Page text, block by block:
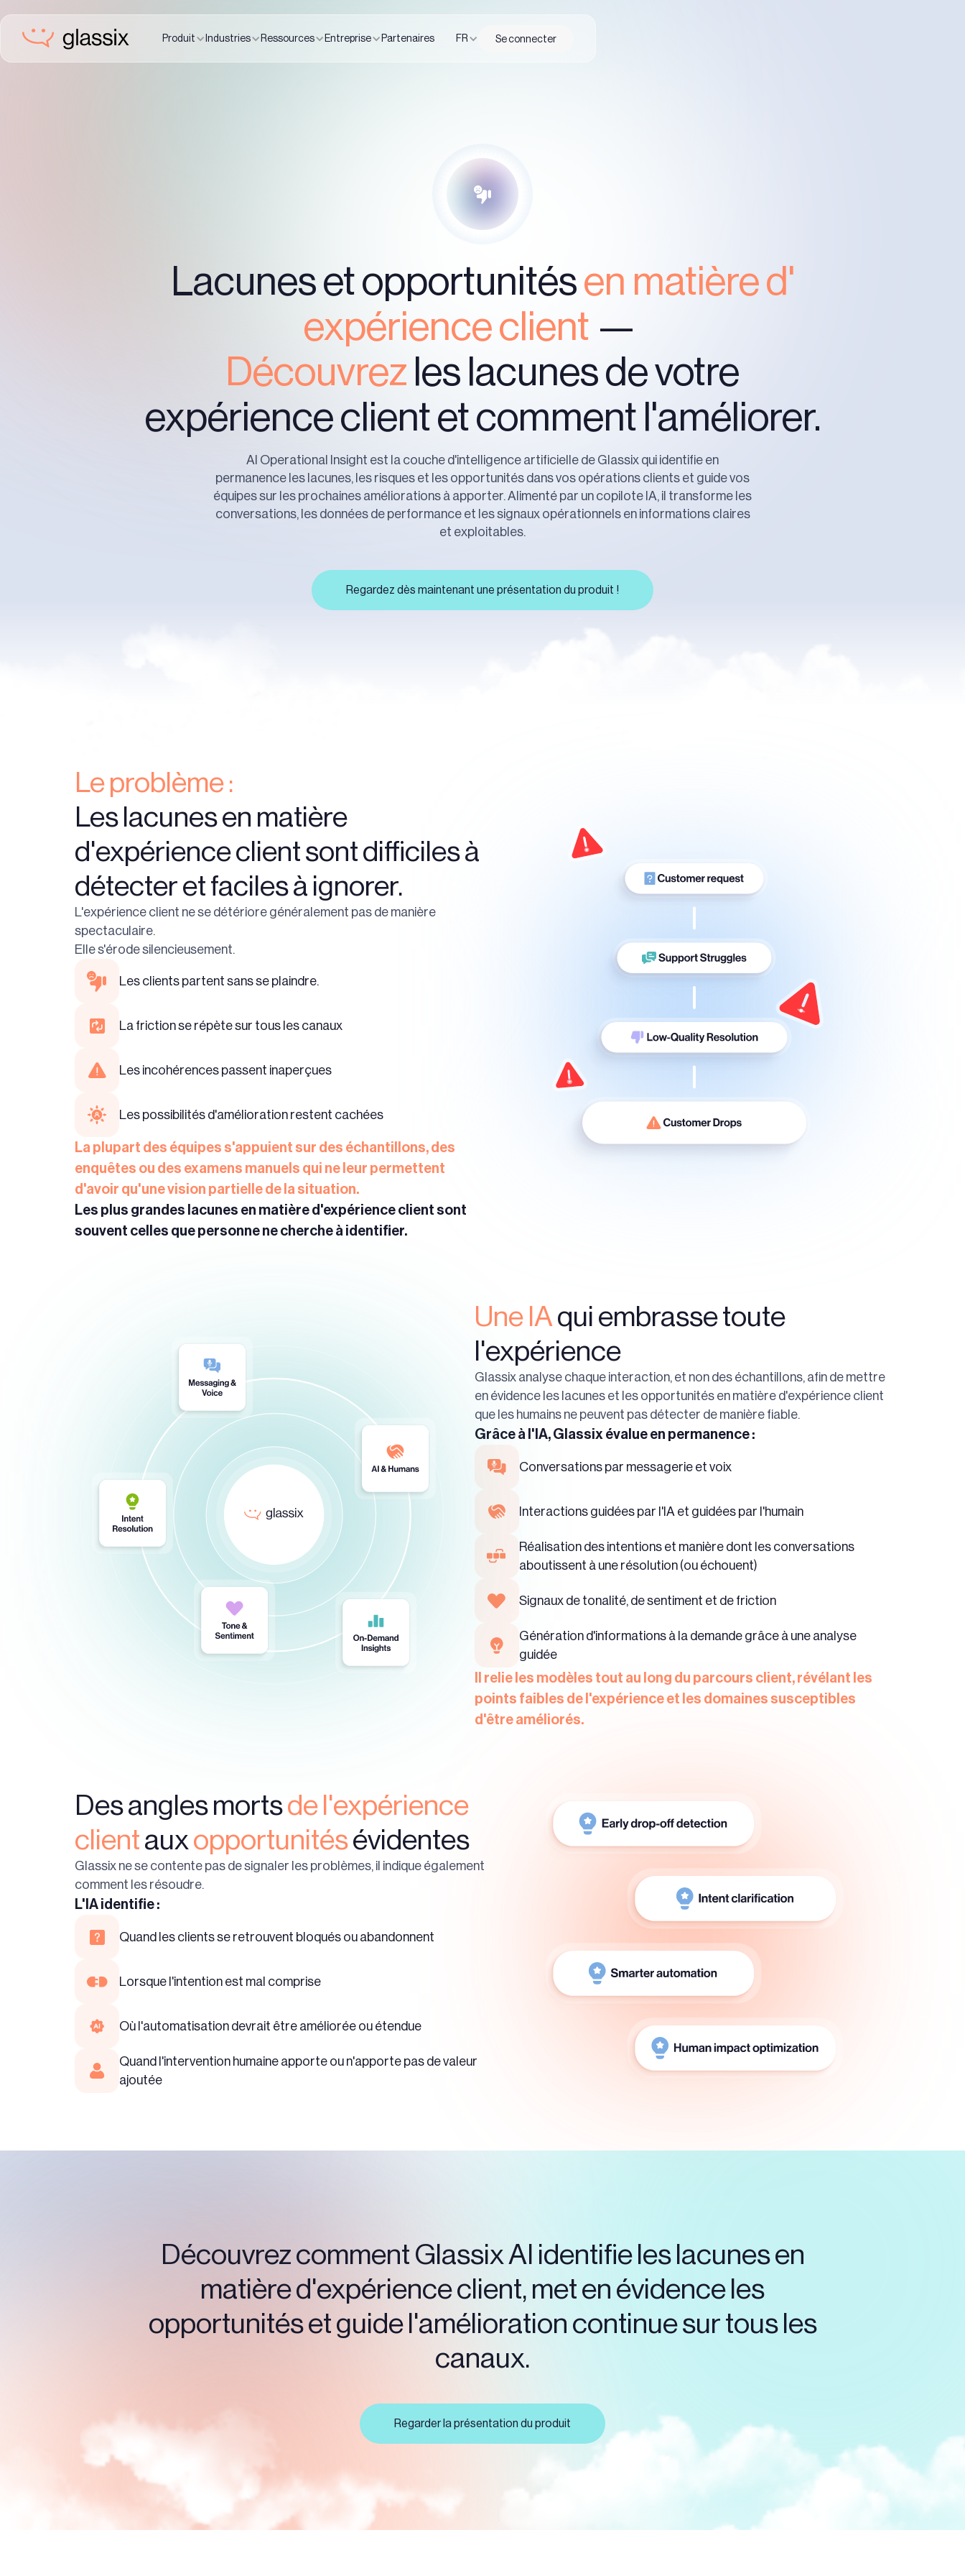
Produit Industries Ressources Entreprise Partenaires FR Se connecter
Lacunes et opportunitésen matière d'
expérienceclient —
Découvrez les lacunes de votre
expérience client et comment l'améliorer.
AI Operational Insight est la couche d'intelligence artificielle de Glassix qui identifie en
permanence les lacunes, les risques et les opportunités dans vos opérations clients et guide vos
équipes sur les prochaines améliorations à apporter. Alimenté par un copilote IA, il transforme les
conversations, les données de performance et les signaux opérationnels en informations claires
et exploitables.
Regardez dès maintenant une présentation du produit !
Le problème :
Les lacunes en matière
d'expérience client sont difficiles à
détecter et faciles à ignorer.
L'expérience client ne se détériore généralement pas de manière
spectaculaire.
Elle s'érode silencieusement.
Les clients partent sans se plaindre.
La friction se répète sur tous les canaux
Les incohérences passent inaperçues
Les possibilités d'amélioration restent cachées
La plupart des équipes s'appuient sur des échantillons, des
enquêtes ou des examens manuels qui ne leur permettent
d'avoir qu'une vision partielle de la situation.
Les plus grandes lacunes en matière d'expérience client sont
souvent celles que personne ne cherche à identifier.
Une IAqui embrasse toute
l'expérience
Glassix analyse chaque interaction, et non des échantillons, afin de mettre
en évidence les lacunes et les opportunités en matière d'expérience client
que les humains ne peuvent pas détecter de manière fiable.
Grâce à l'IA, Glassix évalue en permanence :
Conversations par messagerie et voix
Interactions guidées par l'IA et guidées par l'humain
Réalisation des intentions et manière dont les conversations
aboutissent à une résolution (ou échouent)
Signaux de tonalité, de sentiment et de friction
Génération d'informations à la demande grâce à une analyse
guidée
Il relie les modèles tout au long du parcours client, révélant les
points faibles de l'expérience et les domaines susceptibles
d'être améliorés.
Des angles mortsde l'expérience
clientauxopportunitésévidentes
Glassix ne se contente pas de signaler les problèmes, il indique également
comment les résoudre.
L'IA identifie :
Quand les clients se retrouvent bloqués ou abandonnent
Lorsque l'intention est mal comprise
Où l'automatisation devrait être améliorée ou étendue
Quand l'intervention humaine apporte ou n'apporte pas de valeur
ajoutée
Découvrez comment Glassix AI identifie les lacunes en
matière d'expérience client, met en évidence les
opportunités et guide l'amélioration continue sur tous les
canaux.
Regarder la présentation du produit